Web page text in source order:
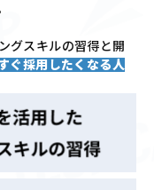
グスキルの習得と開
ぐ採用したくなる人